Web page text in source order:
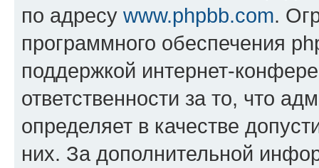
по адресу www.phpbb.com.
программного обеспечения
поддержкой интернет-
ответственности за то, что
определяет в качестве
них. За дополнительной